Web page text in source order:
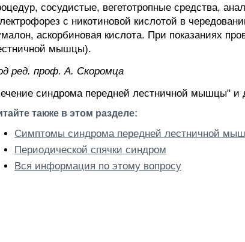
сосудистые, вегетотропные средства,
с никотиновой кислотой в
аскорбиновая кислота. При показаниях
мышцы).
peд. проф. А. Скоромца
синдрома передней лестничной мышцы" и
также в этом разделе:
Симптомы синдрома передней лестничной
Периодической спячки синдром
Вся информация по этому вопросу